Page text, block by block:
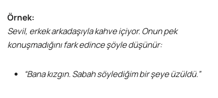
Örnek:
Sevil, erkek arkadaşıyla kahve içiyor. Onun pek
konuşmadığını fark edince şöyle düşünür:
“Bana kızgın. Sabah söylediğim bir şeye üzüldü.”